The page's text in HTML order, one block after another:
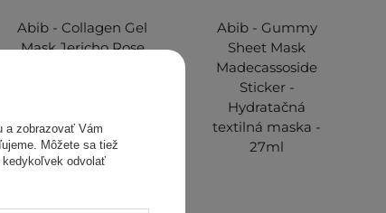
Abib - Collagen Gel
Mask Jericho Rose
Abib - Gummy
Sheet Mask
Madecassoside
Sticker -
Hydratačná
textilná maska -
27ml
a zobrazovať Vám
Môžete sa tiež
kedykoľvek odvolať